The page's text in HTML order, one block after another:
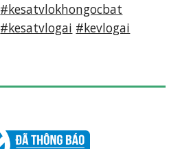
#kesatvlokhongocbat
#kesatvlogai #kevlogai